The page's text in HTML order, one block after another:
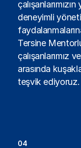
deneyimli
Tersine
çalışanlarımız
arasında
teşvik ediyoruz.
04